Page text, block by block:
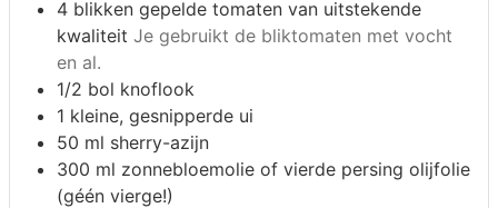
4 blikken gepelde tomaten van uitstekende
kwaliteit Je gebruikt de bliktomaten met vocht
en al.
1/2 bol knoflook
1 kleine, gesnipperde ui
50 ml sherry-azijn
300 ml zonnebloemolie of vierde persing olijfolie
(géén vierge!)